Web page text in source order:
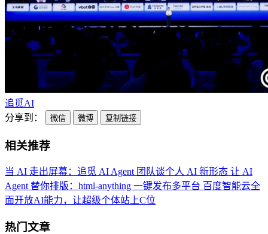
追觅AI
分享到：
微信 微博 复制链接
相关推荐
当 AI 走出屏幕：追觅 AI Agent 团队谈个人 AI 新形态 让 AI
Agent 替你排版：html-anything 一键发布多平台 百度智能云全
面开放AI能力，让超级个体站上C位
热门文章